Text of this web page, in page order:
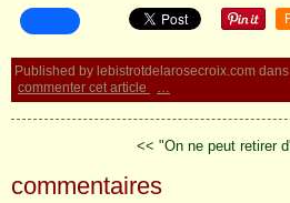
Published by lebistrotdelarosecroix.com dans
commenter cet article
…
<< "On ne peut retirer
commentaires